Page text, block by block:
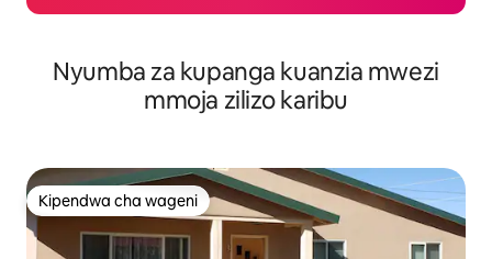
Nyumba za kupanga kuanzia mwezi
mmoja zilizo karibu
Kipendwa cha wageni
Kipendwa cha wageni